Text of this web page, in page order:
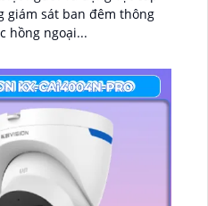
hồng ngoại...